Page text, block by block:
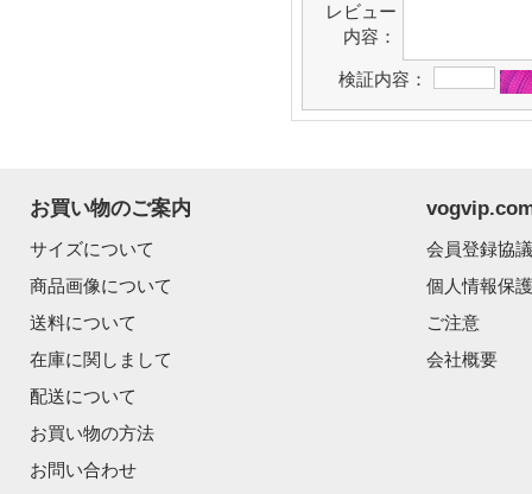
レビュー
内容：
検証内容：
お買い物のご案内
サイズについて
商品画像について
送料について
在庫に関しまして
配送について
お買い物の方法
お問い合わせ
会員登録協
個人情報保
ご注意
会社概要